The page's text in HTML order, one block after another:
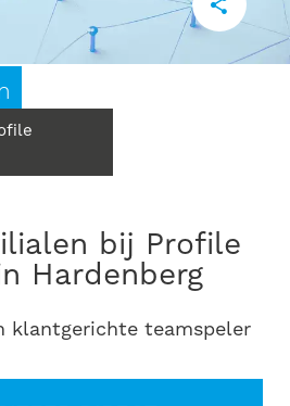
Hardenberg
klantgerichte teamspeler